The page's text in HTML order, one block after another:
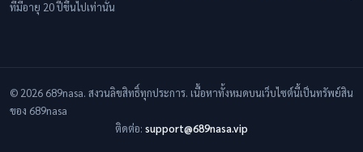
ที่มีอายุ 20 ปีขึ้นไปเท่านั้น
© 2026 689nasa. สงวนลิขสิทธิ์ทุกประการ. เนื้อหาทั้งหมดบนเว็บไซต์นี้เป็นทรัพย์สิน
ของ 689nasa
ติดต่อ: support@689nasa.vip